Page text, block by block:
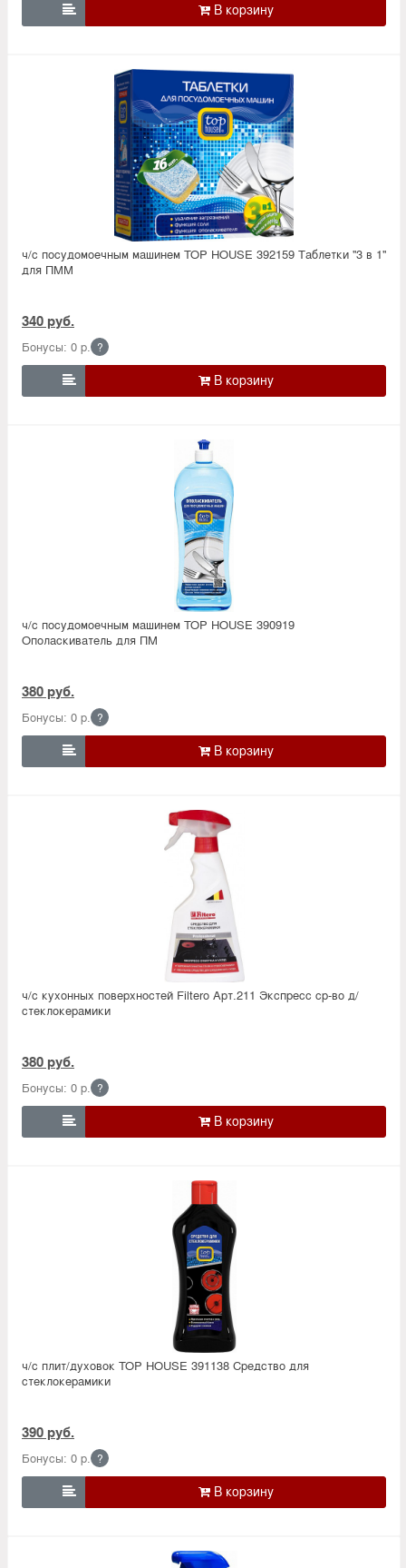

ч/с посудомоечным машинем TOP HOUSE 392159 Таблетки ''3 в 1''
для ПММ
340 руб.
Бонусы: 0 р. ?

ч/с посудомоечным машинем TOP HOUSE 390919
Ополаскиватель для ПМ
380 руб.
Бонусы: 0 р. ?

ч/с кухонных поверхностей Filtero Арт.211 Экспресс ср-во д/
стеклокерамики
380 руб.
Бонусы: 0 р. ?

ч/с плит/духовок TOP HOUSE 391138 Средство для
стеклокерамики
390 руб.
Бонусы: 0 р. ?
